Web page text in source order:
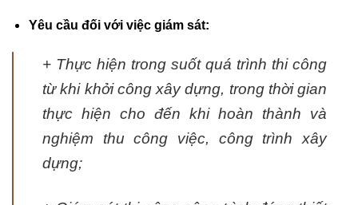
Yêu cầu đối với việc giám sát:
+ Thực hiện trong suốt quá trình thi công
từ khi khởi công xây dựng, trong thời gian
thực hiện cho đến khi hoàn thành và
nghiệm thu công việc, công trình xây
dựng;